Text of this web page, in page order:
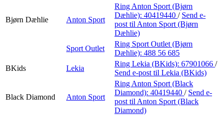
Bjørn Dæhlie Anton Sport
Ring Anton Sport (Bjørn
Dæhlie): 40419440 / Send e-
post til Anton Sport (Bjørn
Dæhlie)
Sport Outlet
Ring Sport Outlet (Bjørn
Dæhlie): 488 56 685
BKids
Lekia
Ring Lekia (BKids): 67901066 /
Send e-post til Lekia (BKids)
Black Diamond Anton Sport
Ring Anton Sport (Black
Diamond): 40419440 / Send e-
post til Anton Sport (Black
Diamond)